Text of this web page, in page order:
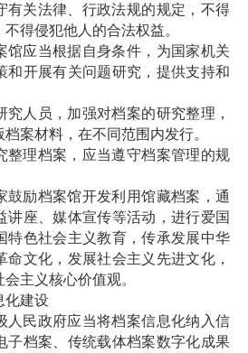
有关法律、行政法规的规定，不得
得侵犯他人的合法权益。
应当根据自身条件，为国家机关
和开展有关问题研究，提供支持和
究人员，加强对档案的研究整理，
案材料，在不同范围内发行。
整理档案，应当遵守档案管理的规
励档案馆开发利用馆藏档案，通
讲座、媒体宣传等活动，进行爱国
特色社会主义教育，传承发展中华
文化，发展社会主义先进文化，
主义核心价值观。
建设
民政府应当将档案信息化纳入信
子档案、传统载体档案数字化成果